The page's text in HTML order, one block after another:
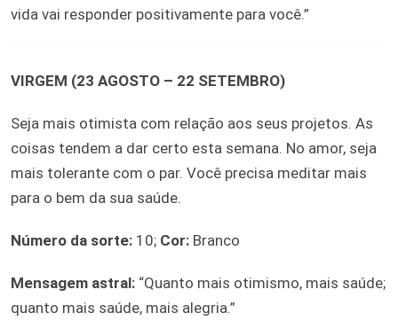
vida vai responder positivamente para você.”
VIRGEM (23 AGOSTO – 22 SETEMBRO)
Seja mais otimista com relação aos seus projetos. As
coisas tendem a dar certo esta semana. No amor, seja
mais tolerante com o par. Você precisa meditar mais
para o bem da sua saúde.
Número da sorte: 10; Cor: Branco
Mensagem astral: “Quanto mais otimismo, mais saúde;
quanto mais saúde, mais alegria.”